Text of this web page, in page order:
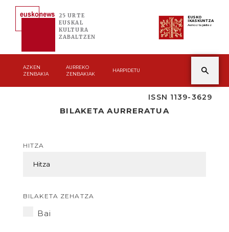
25 URTE
EUSKAL
KULTURA
ZABALTZEN
EUSKO
IKASKUNTZA
Asmoz ta jakitez
AZKEN
ZENBAKIA
AURREKO
ZENBAKIAK
HARPIDETU
ISSN 1139-3629
BILAKETA AURRERATUA
HITZA
BILAKETA ZEHATZA
Bai